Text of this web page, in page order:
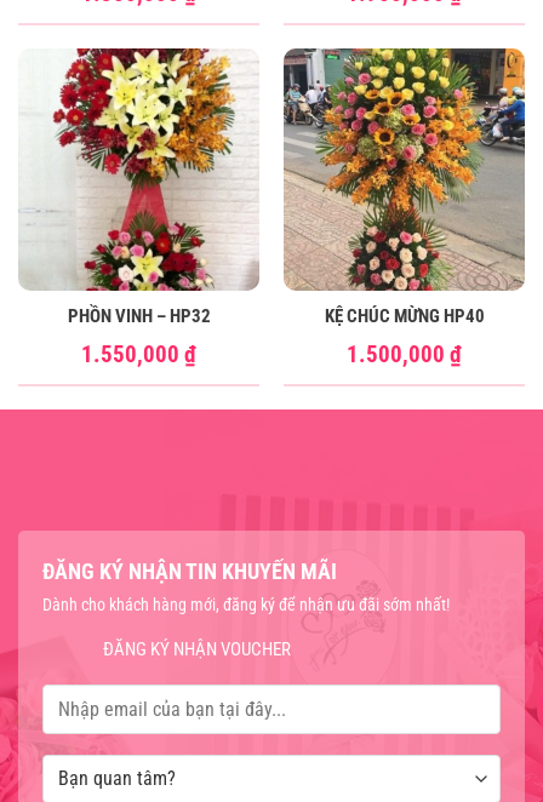
PHỒN VINH – HP32
1.550,000 ₫
KỆ CHÚC MỪNG HP40
1.500,000 ₫
ĐĂNG KÝ NHẬN TIN KHUYẾN MÃI
Dành cho khách hàng mới, đăng ký để nhận ưu đãi sớm nhất!
ĐĂNG KÝ NHẬN VOUCHER